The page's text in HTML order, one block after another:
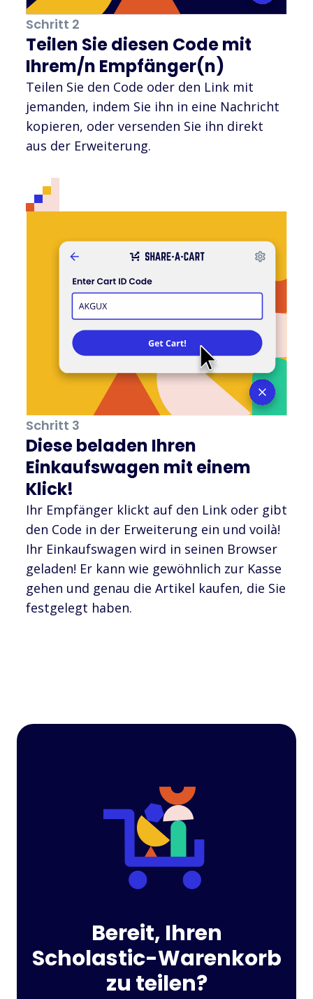
Schritt 2
Teilen Sie diesen Code mit
Ihrem/n Empfänger(n)
Teilen Sie den Code oder den Link mit
jemanden, indem Sie ihn in eine Nachricht
kopieren, oder versenden Sie ihn direkt
aus der Erweiterung.
Schritt 3
Diese beladen Ihren
Einkaufswagen mit einem
Klick!
Ihr Empfänger klickt auf den Link oder gibt
den Code in der Erweiterung ein und voilà!
Ihr Einkaufswagen wird in seinen Browser
geladen! Er kann wie gewöhnlich zur Kasse
gehen und genau die Artikel kaufen, die Sie
festgelegt haben.
Bereit, Ihren
Scholastic-Warenkorb
zu teilen?